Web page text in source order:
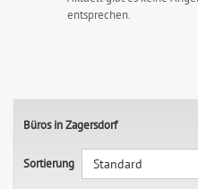
entsprechen.
Büros in Zagersdorf
Sortierung
Standard